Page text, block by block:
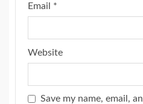
Email *
Website
Save my name, email,